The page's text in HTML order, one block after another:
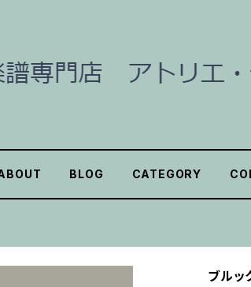
BLOG CATEGORY
ブルッ